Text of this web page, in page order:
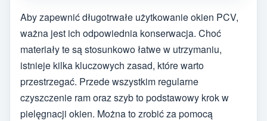
Aby zapewnić długotrwałe użytkowanie okien PCV,
ważna jest ich odpowiednia konserwacja. Choć
materiały te są stosunkowo łatwe w utrzymaniu,
istnieje kilka kluczowych zasad, które warto
przestrzegać. Przede wszystkim regularne
czyszczenie ram oraz szyb to podstawowy krok w
pielęgnacji okien. Można to zrobić za pomocą